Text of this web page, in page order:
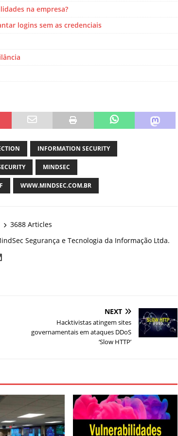
na empresa?
logins sem as credenciais
INFORMATION SECURITY
MINDSEC
WWW.MINDSEC.COM.BR
3688 Articles
Segurança e Tecnologia da Informação Ltda.
NEXT
Hacktivistas atingem sites
governamentais em ataques DDoS
‘Slow HTTP’